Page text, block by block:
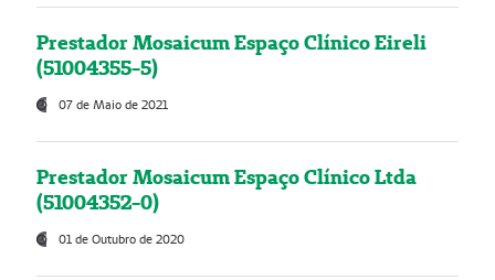
Prestador Mosaicum Espaço Clínico Eireli
(51004355-5)
07 de Maio de 2021
Prestador Mosaicum Espaço Clínico Ltda
(51004352-0)
01 de Outubro de 2020